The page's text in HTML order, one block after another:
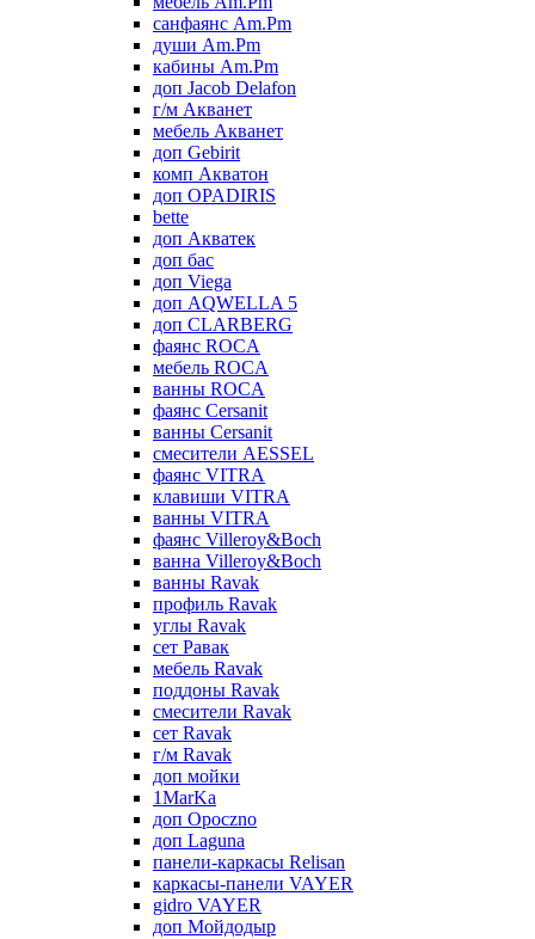
санфаянс Am.Pm
души Am.Pm
кабины Am.Pm
доп Jacob Delafon
г/м Акванет
мебель Акванет
доп Gebirit
комп Акватон
доп OPADIRIS
bette
доп Акватек
доп бас
доп Viega
доп AQWELLA 5
доп CLARBERG
фаянс ROCA
мебель ROCA
ванны ROCA
фаянс Cersanit
ванны Cersanit
смесители AESSEL
фаянс VITRA
клавиши VITRA
ванны VITRA
фаянс Villeroy&Boch
ванна Villeroy&Boch
ванны Ravak
профиль Ravak
углы Ravak
сет Равак
мебель Ravak
поддоны Ravak
смесители Ravak
сет Ravak
г/м Ravak
доп мойки
1MarKa
доп Opoczno
доп Laguna
панели-каркасы Relisan
каркасы-панели VAYER
gidro VAYER
доп Мойдодыр